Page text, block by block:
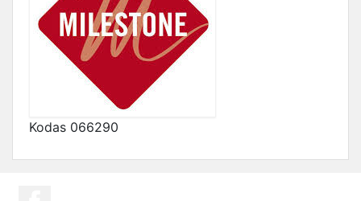
Kodas 066290